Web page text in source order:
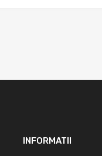
INFORMATII